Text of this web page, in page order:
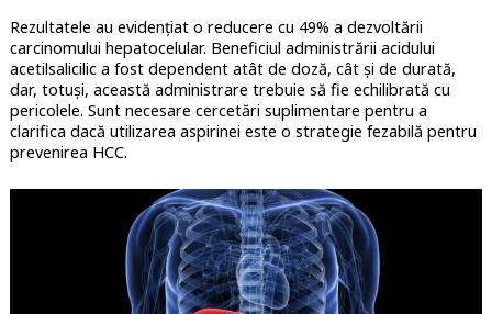
Rezultatele au evidențiat o reducere cu 49% a dezvoltării
carcinomului hepatocelular. Beneficiul administrării acidului
acetilsalicilic a fost dependent atât de doză, cât și de durată,
dar, totuși, această administrare trebuie să fie echilibrată cu
pericolele. Sunt necesare cercetări suplimentare pentru a
clarifica dacă utilizarea aspirinei este o strategie fezabilă pentru
prevenirea HCC.